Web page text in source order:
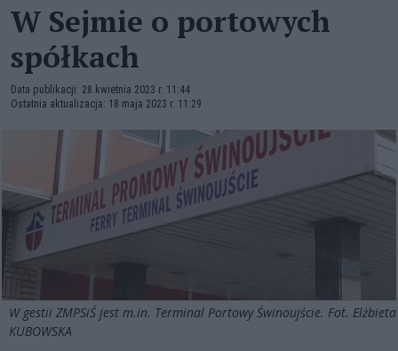
W Sejmie o portowych
spółkach
Data publikacji: 28 kwietnia 2023 r. 11:44
Ostatnia aktualizacja: 18 maja 2023 r. 11:29
W gestii ZMPSiŚ jest m.in. Terminal Portowy Świnoujście. Fot. Elżbieta
KUBOWSKA